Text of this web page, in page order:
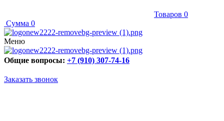
Товаров 0
Сумма 0
Меню
Общие вопросы: +7 (910) 307-74-16
Заказать звонок